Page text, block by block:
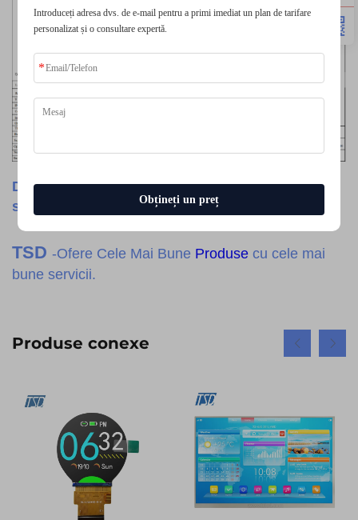
Dacă aveți vreo cerere personalizată, nu ezitați
să ne contactați.
TSD -Ofere Cele Mai Bune Produse cu cele mai
bune servicii.
Produse conexe
Introduceți adresa dvs. de e-mail pentru a primi imediat un plan de tarifare
personalizat și o consultare expertă.
Obțineți un preț